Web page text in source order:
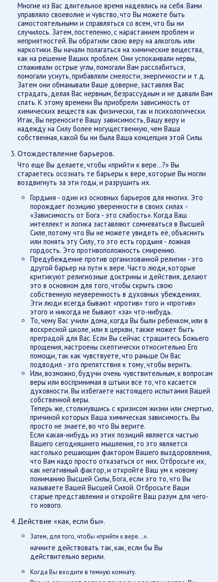
Многие из Вас длительное время надеялись на себя. Вами
управляло своеволие и чувство, что Вы можете быть
самостоятельными и справляться со всем, что бы ни
случилось. Затем, постепенно, с нарастанием проблем и
неприятностей. Вы обратили свою веру на алкоголь или
наркотики. Вы начали полагаться на химические вещества,
как на решение Ваших проблем. Они успокаивали нервы,
сглаживали острые углы, помогали Вам расслабиться,
помогали уснуть, прибавляли смелости, энергичности и т.д.
Затем они обманывали Ваше доверие, заставляя Вас
страдать, делая Вас нервным, безрассудным и не давали Вам
спать. К этому времени Вы приобрели зависимость от
химических веществ как физически, так и психологически.
Итак, Вы переносите Вашу зависимость, Вашу веру и
надежду на Силу более могущественную, чем Ваша
собственная, какой бы ни была Ваша концепция этой Силы.
Отождествление барьеров.
Что еще Вы делаете, чтобы «прийти к вере...?» Вы
стараетесь осознать те барьеры к вере, которые Вы могли
воздвигнуть за эти годы, и разрушить их.
Гордыня - один из основных барьеров для многих. Это
порождает позицию уверенности в своих силах -
«Зависимость от Бога - это слабость». Когда Ваш
интеллект и логика заставляют сомневаться в Высшей
Силе, потому что Вы не можете увидеть её, объяснить
или понять эту Силу, то это есть гордыня - ложная
гордость. Это противоположность смирению.
Предубеждение против организованной религии - это
другой барьер на пути к вере. Часто люди, которые
критикуют религиозные доктрины и действия, делают
это в основном для того, чтобы скрыть свою
собственную неуверенность в духовных убеждениях.
Эти люди всегда бывают «против» того и «против»
этого и никогда не бывают «за» что-нибудь.
То, чему Вас учили дома, когда Вы были ребенком, или в
воскресной школе, или в церкви, также может быть
преградой для Вас. Если Вы сейчас страшитесь Божьего
прощения, настроены скептически относительно Его
помощи, так как чувствуете, что раньше Он Вас
подводил - это препятствия к тому, чтобы верить.
Или, возможно, будучи очень чувствительным, к вопросам
веры или воспринимая в штыки все то, что касается
духовности. Вы избегаете настоящего испытания Вашей
собственной веры.
Теперь же, столкнувшись с кризисом жизни или смертью,
причиной которых Ваша химическая зависимость. Вы
просто не знаете, во что Вы верите.
Если какая-нибудь из этих позиций является частью
Вашего сегодняшнего мышления, то это является
настолько решающим фактором Вашего выздоровления,
что Вам надо просто отказаться от них. Отбросьте их,
как негативный фактор, и откройте Ваш ум к новому
пониманию Высшей Силы, Бога, если это то, что Вы
называете Вашей Высшей Силой. Отбросьте Ваши
старые представления и откройте Ваш разум для чего-
то нового.
Действие «как, если бы».
Затем, для того, чтобы «прийти к вере...».
начните действовать так, как, если бы Вы
действительно верили.
Когда Вы входите в темную комнату.